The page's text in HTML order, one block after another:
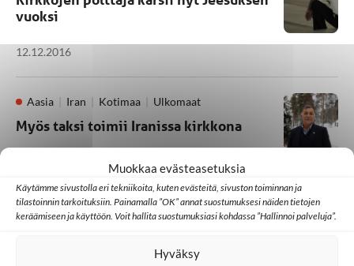
Muokkaa evästeasetuksia
Käytämme sivustolla eri tekniikoita, kuten evästeitä, sivuston toiminnan ja
tilastoinnin tarkoituksiin. Painamalla ”OK” annat suostumuksesi näiden tietojen
keräämiseen ja käyttöön. Voit hallita suostumuksiasi kohdassa ”Hallinnoi palveluja”.
Hyväksy
vuoksi
12.12.2016
Aasia Iran Kotimaa Ulkomaat
Myös taksi toimii Iranissa kirkkona